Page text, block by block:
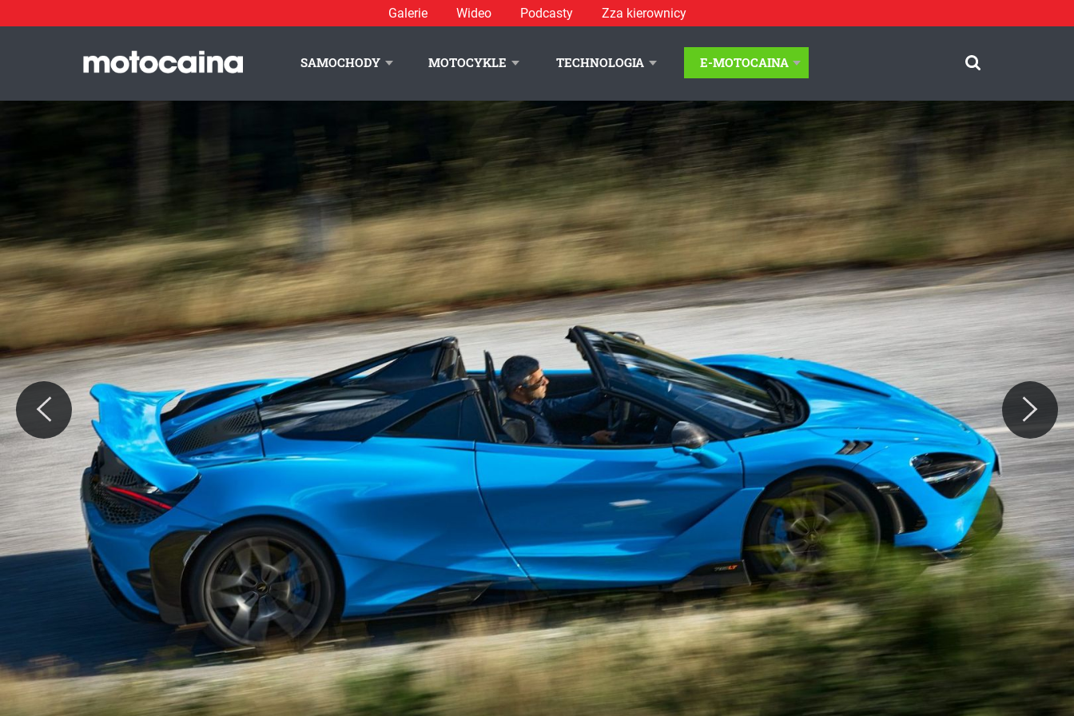
Galerie Wideo Podcasty Zza kierownicy
SAMOCHODY MOTOCYKLE TECHNOLOGIA E-MOTOCAINA
McLaren 765LT Spider - zdjęcie 43
REGULAMIN POLITYKA PRYWATNOŚCI REKLAMA KONTAKT © Motocaina.pl All rights reserved.